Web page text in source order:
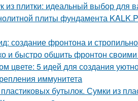
из плитки: идеальный выбор для
плиты фундамента
создание фронтона и
и быстро обшить фронтон
цвете: 5 идей для создания
иммунитета
бутылок. Сумки из